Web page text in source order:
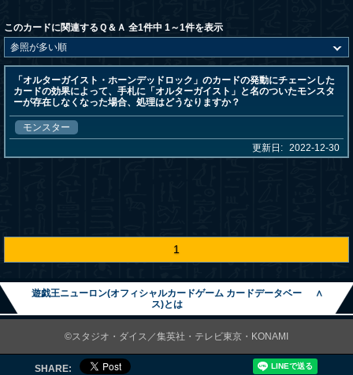
このカードに関連するＱ＆Ａ 全1件中 1～1件を表示
「オルターガイスト・ホーンデッドロック」のカードの発動にチェーンした
カードの効果によって、手札に「オルターガイスト」と名のついたモンスタ
ーが存在しなくなった場合、処理はどうなりますか？
モンスター
更新日: 2022-12-30
1
遊戯王ニューロン(オフィシャルカードゲーム カードデータベー
ス)とは
∧
©スタジオ・ダイス／集英社・テレビ東京・KONAMI
SHARE: